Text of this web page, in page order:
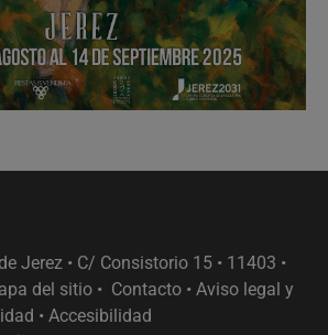
Jerez • C/ Consistorio 15 • 11403 •
del sitio • Contacto • Aviso legal y
• Accesibilidad